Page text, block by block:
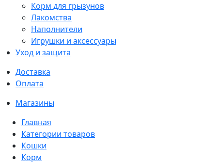
Корм для грызунов
Лакомства
Наполнители
Игрушки и аксессуары
Уход и защита
Доставка
Оплата
Магазины
Главная
Категории товаров
Кошки
Корм